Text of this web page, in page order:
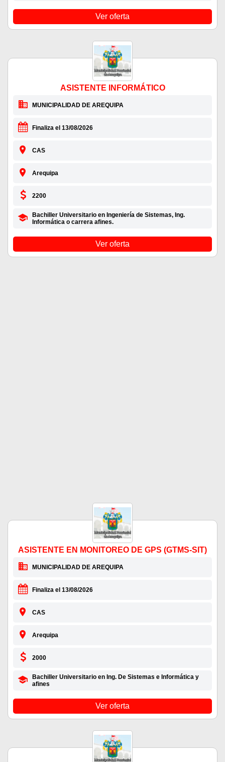
Ver oferta
ASISTENTE INFORMÁTICO
MUNICIPALIDAD DE AREQUIPA
Finaliza el 13/08/2026
CAS
Arequipa
2200
Bachiller Universitario en Ingeniería de Sistemas, Ing.
Informática o carrera afines.
Ver oferta
ASISTENTE EN MONITOREO DE GPS (GTMS-SIT)
MUNICIPALIDAD DE AREQUIPA
Finaliza el 13/08/2026
CAS
Arequipa
2000
Bachiller Universitario en Ing. De Sistemas e Informática y
afines
Ver oferta